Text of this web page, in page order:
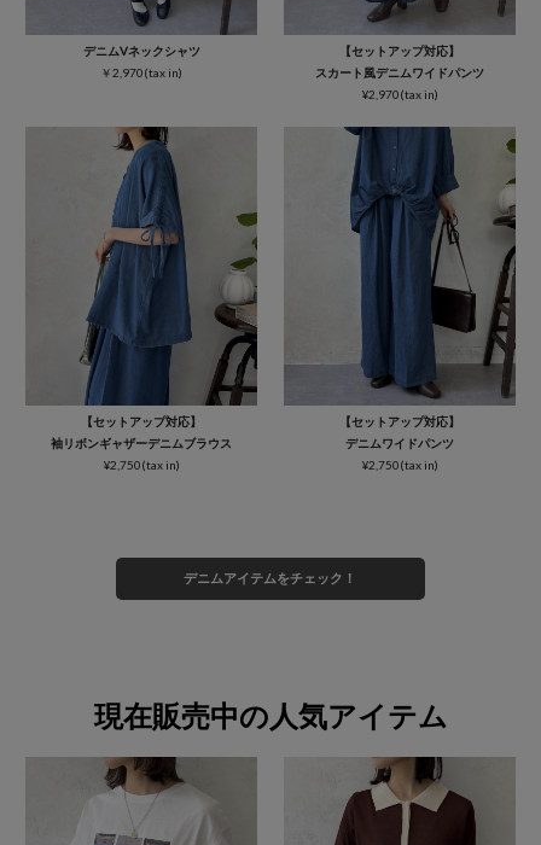
デニムVネックシャツ
￥2,970(tax in)
【セットアップ対応】
スカート風デニムワイドパンツ
¥2,970(tax in)
【セットアップ対応】
袖リボンギャザーデニムブラウス
¥2,750(tax in)
【セットアップ対応】
デニムワイドパンツ
¥2,750(tax in)
デニムアイテムをチェック！
現在販売中の人気アイテム